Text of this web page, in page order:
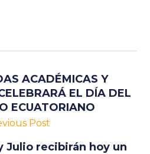
ACADÉMICAS Y
EL DÍA DEL
ECUATORIANO
Post
Julio recibirán hoy un